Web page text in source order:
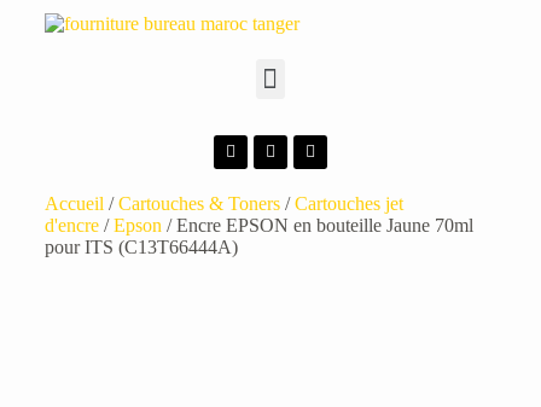
Accueil /Cartouches & Toners/Cartouches jet
d'encre/Epson / Encre EPSON en bouteille Jaune 70ml
pour ITS (C13T66444A)